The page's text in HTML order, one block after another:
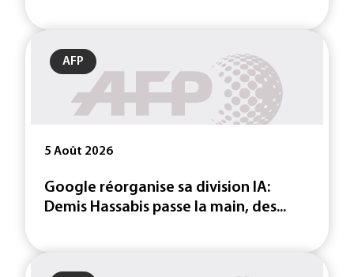
AFP
5 Août 2026
Google réorganise sa division IA:
Demis Hassabis passe la main, des...